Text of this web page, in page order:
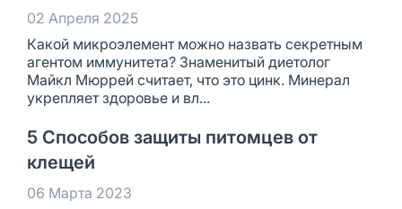
02 Апреля 2025
Какой микроэлемент можно назвать секретным
агентом иммунитета? Знаменитый диетолог
Майкл Мюррей считает, что это цинк. Минерал
укрепляет здоровье и вл...
5 Способов защиты питомцев от
клещей
06 Марта 2023